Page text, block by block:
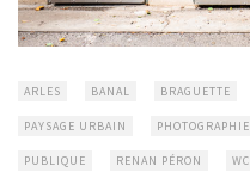
ARLES BANAL BRAGUETTE
PAYSAGE URBAIN PHOTOGRAPHIE
PUBLIQUE RENAN PÉRON WC